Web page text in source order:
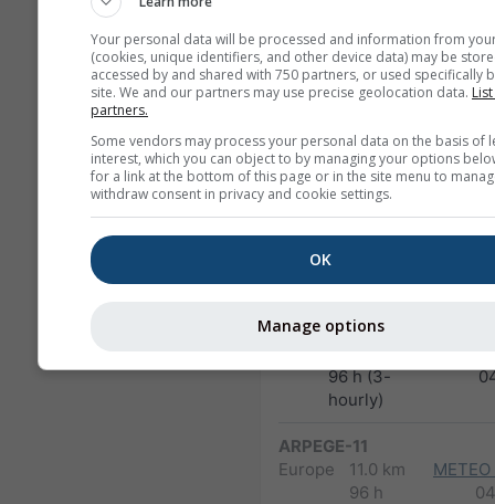
NAM-3
North America 3.0 km
60 h
HRRR-2
North America 3.0 km
FV3-5
Alaska
48 h
ARPEGE-25
96 h (3-
hourly)
ARPEGE-11
Europe
11.0 km
96 h
Your personal data will be processed and information from
(cookies, unique identifiers, and other device data) may be
accessed by and shared with 750 partners, or used specifically
site. We and our partners may use precise geolocation data.
partners.
Some vendors may process your personal data on the basis of
interest, which you can object to by managing your options
for a link at the bottom of this page or in the site menu to
withdraw consent in privacy and cookie settings.
OK
Manage options